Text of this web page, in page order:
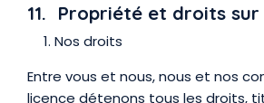
11. Propriété et droits
Nos droits
Entre vous et nous, nous et nos
licence détenons tous les droits,